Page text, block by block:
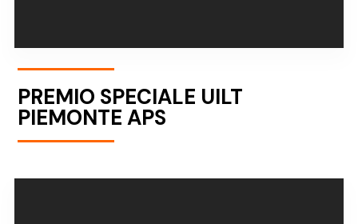
PREMIO SPECIALE UILT
PIEMONTE APS